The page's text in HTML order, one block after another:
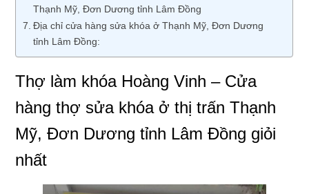
Thạnh Mỹ, Đơn Dương tỉnh Lâm Đồng
Địa chỉ cửa hàng sửa khóa ở Thạnh Mỹ, Đơn Dương
tỉnh Lâm Đồng:
Thợ làm khóa Hoàng Vinh – Cửa
hàng thợ sửa khóa ở thị trấn Thạnh
Mỹ, Đơn Dương tỉnh Lâm Đồng giỏi
nhất